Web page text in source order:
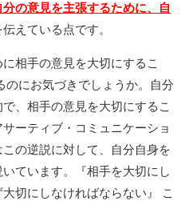
分の意見を主張するために、自
伝えている点です。
相手の意見を大切にするこ
のにお気づきでしょうか。自分
、相手の意見を大切にするこ
ーティブ・コミュニケーショ
の逆説に対して、自分自身を
ています。『相手を大切にし
切にしなければならない』 こ